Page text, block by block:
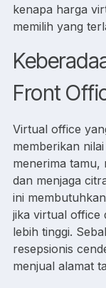
kenapa harga
memilih yang
Front
Virtual office
memberikan
menerima tamu,
dan menjaga
ini
jika virtual office
lebih tinggi.
resepsionis
menjual alamat